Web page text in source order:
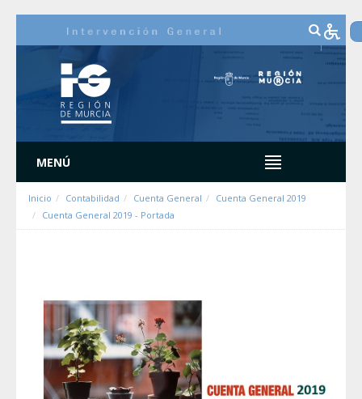
MENÚ
Inicio Contabilidad Cuenta General
Cuenta General 2019
Cuenta General 2019 - Portada